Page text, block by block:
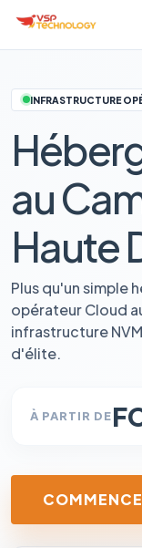
INFRASTRUCTURE
au
Haute
Plus qu'un simple
opérateur Cloud
infrastructure
d'élite.
À PARTIR DE